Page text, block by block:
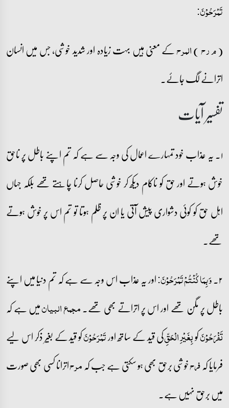
تَمۡرَحُوۡنَ:
(م ر ح)المرحکے معنی ہیں بہت زیادہ اور شدید خوشی، جس میں انسان
اترانے لگ جائے۔
تفسیر آیات
۱۔ یہ عذاب خود تمہارے اعمال کی وجہ سے ہے کہ تم اپنے باطل پر ناحق
خوش ہوتے اور حق کو ناکام دیکھ کر خوشی حاصل کرنا چاہتے تھے بلکہ جہاں
اہل حق کو کوئی دشواری پیش آتی یا ان پر ظلم ہوتا تو تم اس پر خوش ہوتے
تھے۔
۲۔ وَ بِمَا کُنۡتُمۡ تَمۡرَحُوۡنَ:اور یہ عذاب اس وجہ سے ہے کہ تم دنیا میں اپنے
باطل پر مگن تھے اور اس پر اتراتے بھی تھے۔مجمع البیانمیں ہے کہ
تَفۡرَحُوۡنَکوبِغَیۡرِ الۡحَقِّکی قید کے ساتھ اورتَمۡرَحُوۡنَکو قید کے بغیر ذکر اس لیے
فرمایا کہفرحخوشی برحق بھی ہو سکتی ہے جب کہمرحاترانا کسی بھی صورت
میں برحق نہیں ہے۔